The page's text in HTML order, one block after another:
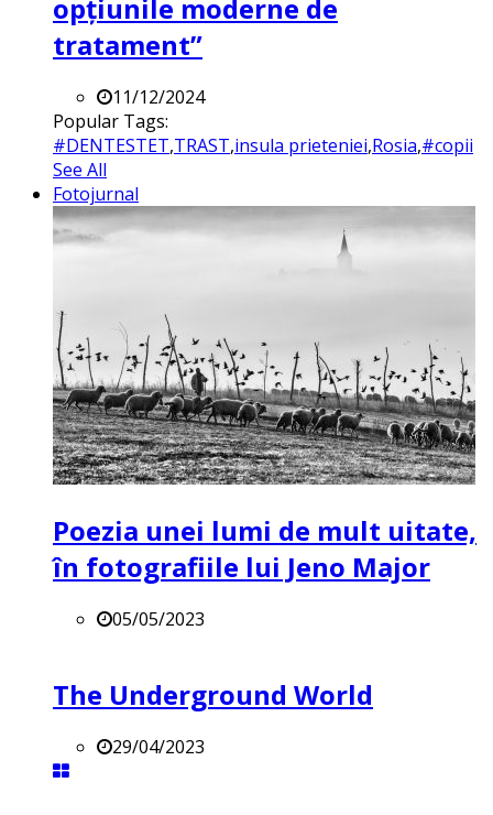
opțiunile moderne de
tratament”
11/12/2024
Popular Tags:
#DENTESTET,TRAST,insula prieteniei,Rosia,#copii
See All
Fotojurnal
Poezia unei lumi de mult uitate,
în fotografiile lui Jeno Major
05/05/2023
The Underground World
29/04/2023